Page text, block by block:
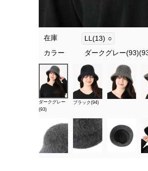
在庫 LL(13) ○
カラー
ダークグレー
ダークグレー
(93)
ブラック(94)